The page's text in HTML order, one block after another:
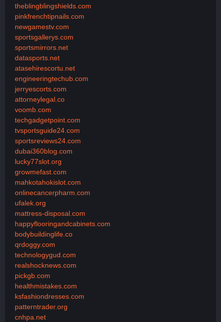
theblingblingshields.com
pinkfrenchtipnails.com
newgamestv.com
sportsgallerys.com
sportsmirrors.net
datasports.net
atasehirescortu.net
engineeringtechub.com
jerryescorts.com
attorneylegal.co
voomb.com
techgadgetpoint.com
tvsportsguide24.com
sportsreviews24.com
dubai360blog.com
lucky77slot.org
growmefast.com
mahkotahokislot.com
onlinecancerpharm.com
ufalek.org
mattress-disposal.com
happyflooringandcabinets.com
bodybuildinglife.co
qrdoggy.com
technologygud.com
realshocknews.com
pickgb.com
healthmistakes.com
ksfashiondresses.com
patterntrader.org
cnhpa.net